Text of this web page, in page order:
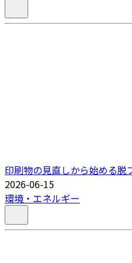
印刷物の見直しから始める脱
2026-06-15
環境・エネルギー